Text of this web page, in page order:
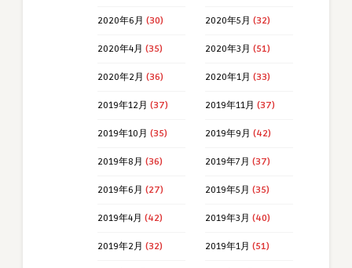
2020年6月 (30) 2020年5月 (32)
2020年4月 (35) 2020年3月 (51)
2020年2月 (36) 2020年1月 (33)
2019年12月 (37) 2019年11月 (37)
2019年10月 (35) 2019年9月 (42)
2019年8月 (36) 2019年7月 (37)
2019年6月 (27) 2019年5月 (35)
2019年4月 (42) 2019年3月 (40)
2019年2月 (32) 2019年1月 (51)